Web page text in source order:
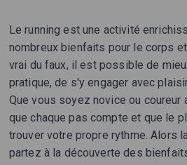
Le running est une activité
nombreux bienfaits pour le corps
vrai du faux, il est possible de
pratique, de s'y engager avec
Que vous soyez novice ou coureur
que chaque pas compte et que le
trouver votre propre rythme. Alors
partez à la découverte des